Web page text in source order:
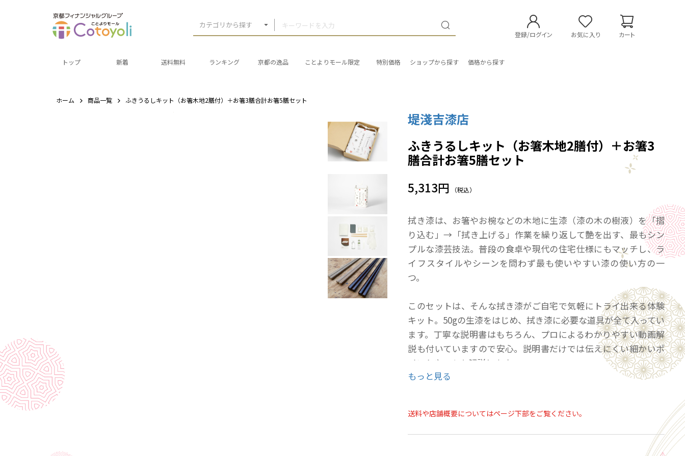
カテゴリから探す
登録/ログイン お気に入り カート
トップ 新着 送料無料 ランキング 京都の逸品 ことよりモール限定 特別価格 ショップから探す 価格から探す
ホーム 商品一覧 ふきうるしキット（お箸木地2膳付）＋お箸3膳合計お箸5膳セット
堤淺吉漆店
ふきうるしキット（お箸木地2膳付）＋お箸3
膳合計お箸5膳セット
5,313円 （税込）
拭き漆は、お箸やお椀などの木地に生漆（漆の木の樹液）を「摺
り込む」→「拭き上げる」作業を繰り返して艶を出す、最もシン
プルな漆芸技法。普段の食卓や現代の住宅仕様にもマッチし、ラ
イフスタイルやシーンを問わず最も使いやすい漆の使い方の一
つ。
このセットは、そんな拭き漆がご自宅で気軽にトライ出来る体験
キット。50gの生漆をはじめ、拭き漆に必要な道具が全て入ってい
ます。丁寧な説明書はもちろん、プロによるわかりやすい動画解
説も付いていますので安心。説明書だけでは伝えにくい細かいポ
イントやコツも解説します。
漆が足りなくなったら、堤淺吉漆店オフィシャルサイトからお買
拭き漆に必要な漆の量（目安）
お箸1膳・・・約４g
もっと見る
送料や店舗概要についてはページ下部をご覧ください。